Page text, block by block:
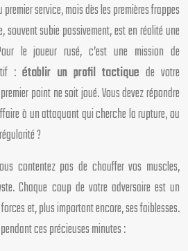
service, mais dès les premières frappes
souvent subie passivement, est en réalité une
le joueur rusé, c’est une mission de
: établir un profil tactique de votre
point ne soit joué. Vous devez répondre
à un attaquant qui cherche la rupture, ou
?
contentez pas de chauffer vos muscles,
Chaque coup de votre adversaire est un
et, plus important encore, ses faiblesses.
ces précieuses minutes :